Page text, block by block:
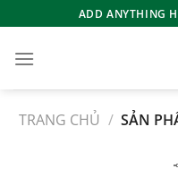
qua
nội
ADD ANYTHING
TRANG CHỦ / SẢN